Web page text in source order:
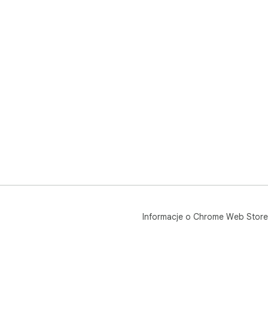
Informacje o Chrome Web Store